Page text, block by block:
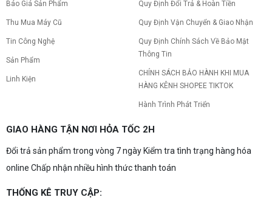
Báo Giá Sản Phẩm
Thu Mua Máy Cũ
Tin Công Nghệ
Sản Phẩm
Linh Kiện
Quy Định Đổi Trả & Hoàn Tiền
Quy Định Vận Chuyển & Giao Nhận
Quy Định Chính Sách Về Bảo Mật
Thông Tin
CHÍNH SÁCH BẢO HÀNH KHI MUA
HÀNG KÊNH SHOPEE TIKTOK
Hành Trình Phát Triển
GIAO HÀNG TẬN NƠI HỎA TỐC 2H
Đổi trả sản phẩm trong vòng 7 ngày Kiểm tra tình trạng hàng hóa
online Chấp nhận nhiều hình thức thanh toán
THỐNG KÊ TRUY CẬP: